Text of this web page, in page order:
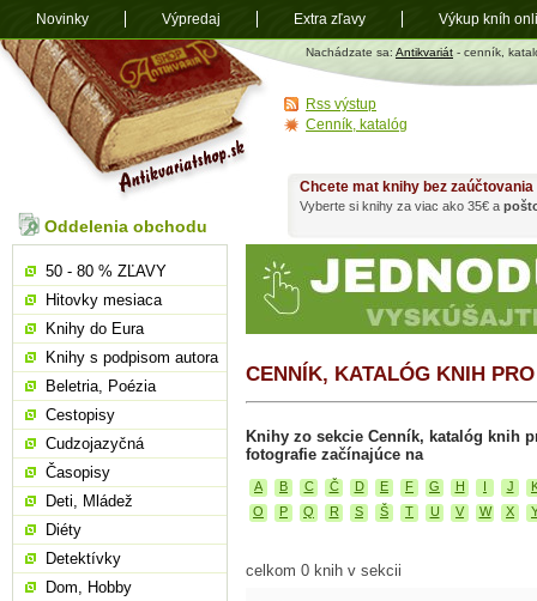
Antikvariát
shop.sk
Nachádzate sa: Antikvariát - cenník,
CENNÍK, KATALÓG KNIH
Knihy zo sekcie Cenník, katalóg knih
fotografie začínajúce na
A B C Č D E F G H J
O
P Q R S Š T U V W X
celkom 0 knih v sekcii
Chcete mat knihy bez
Vyberte si knihy za viac ako 35€ a
Oddelenia obchodu
50 - 80 % ZĽAVY
Hitovky mesiaca
Knihy do Eura
Knihy s podpisom autora
Beletria, Poézia
Cestopisy
Cudzojazyčná
Časopisy
Deti, Mládež
Diéty
Detektívky
Dom, Hobby
Rss výstup
Cenník, katalóg
Novinky Výpredaj Extra zľavy Výkup kníh